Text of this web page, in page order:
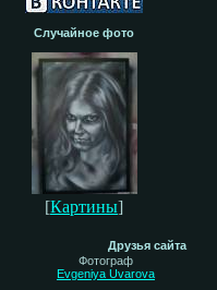
Случайное фото
[Картины]
Друзья сайта
Фотограф
Evgeniya Uvarova